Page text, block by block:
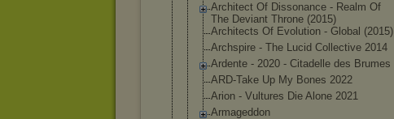
Architect Of Dissonance - Realm Of
The Deviant Throne (2015)
Architects Of Evolution - Global (2015)
Archspire - The Lucid Collective 2014
Ardente - 2020 - Citadelle des Brumes
ARD-Take Up My Bones 2022
Arion - Vultures Die Alone 2021
Armageddon